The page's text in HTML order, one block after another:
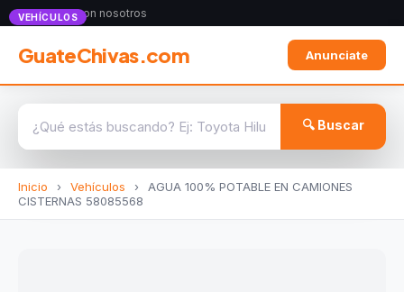
Anunciate con nosotros
GuateChivas.com Anunciate
🔍 Buscar
Inicio › Vehículos ›
AGUA 100% POTABLE EN CAMIONES
CISTERNAS 58085568
VEHÍCULOS